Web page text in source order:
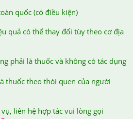
ngày sử dụng 1 ống. Và sau 6
lại lộ trình trên.
quốc (có điều kiện)
quả có thể thay đổi tùy theo cơ địa
phải là thuốc và không có tác dụng
thuốc theo thói quen của người
liên hệ hợp tác vui lòng gọi